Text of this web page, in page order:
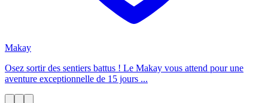
Makay
Osez sortir des sentiers battus ! Le Makay vous attend pour une
aventure exceptionnelle de 15 jours ...